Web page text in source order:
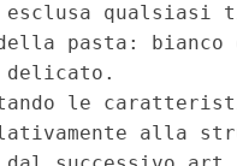
esclusa
pasta:
delicato.
le
alla